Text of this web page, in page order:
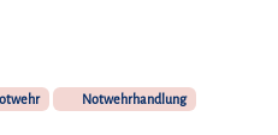
Notwehrhandlung